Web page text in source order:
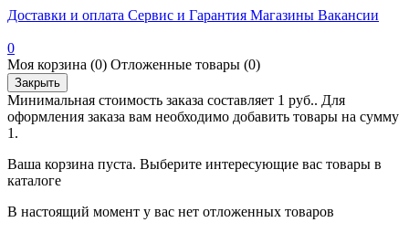
Доставки и оплата Сервис и Гарантия Магазины Вакансии
0
Моя корзина (0) Отложенные товары (0)
Закрыть
Минимальная стоимость заказа составляет 1 руб.. Для
оформления заказа вам необходимо добавить товары на сумму
1.
Ваша корзина пуста. Выберите интересующие вас товары в
каталоге
В настоящий момент у вас нет отложенных товаров